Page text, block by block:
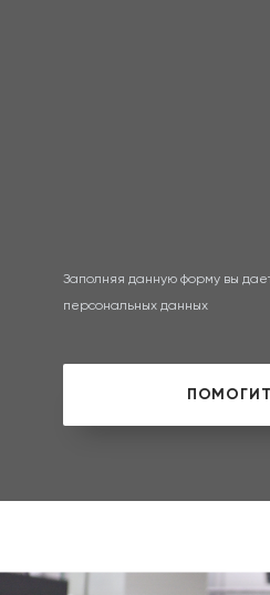
Заполняя данную форму вы
персональных данных